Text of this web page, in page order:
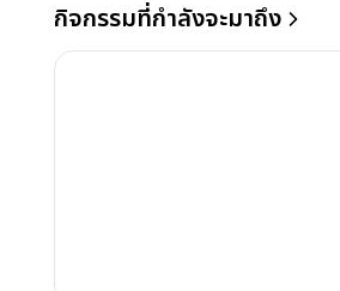
กิจกรรมที่กำลังจะมาถึง